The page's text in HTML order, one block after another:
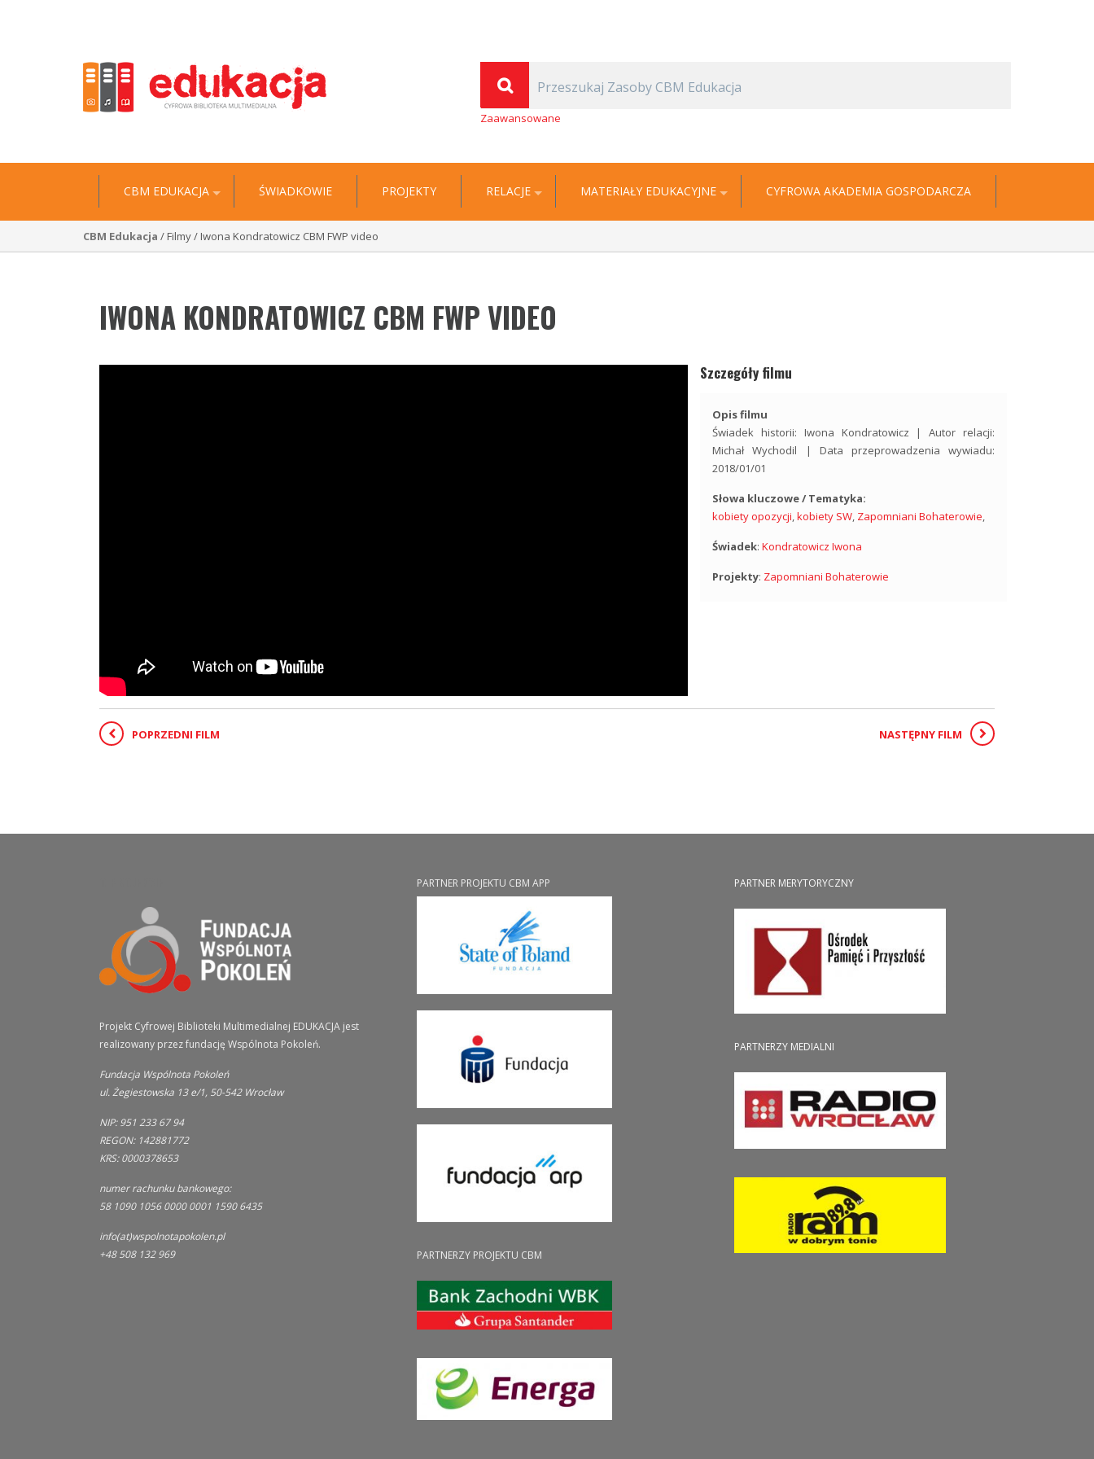
Zaawansowane
CBM EDUKACJA ŚWIADKOWIE PROJEKTY RELACJE MATERIAŁY EDUKACYJNE CYFROWA AKADEMIA GOSPODARCZA
CBM Edukacja / Filmy / Iwona Kondratowicz CBM FWP video
IWONA KONDRATOWICZ CBM FWP VIDEO
Szczegóły filmu
Opis filmu
Świadek historii: Iwona Kondratowicz | Autor relacji:
Michał Wychodil | Data przeprowadzenia wywiadu:
2018/01/01
Słowa kluczowe / Tematyka:
kobiety opozycji,kobiety SW, Zapomniani Bohaterowie,
Świadek:Kondratowicz Iwona
Projekty: Zapomniani Bohaterowie
POPRZEDNI FILM NASTĘPNY FILM
Projekt Cyfrowej Biblioteki Multimedialnej EDUKACJA jest
realizowany przez fundację Wspólnota Pokoleń.
Fundacja Wspólnota Pokoleń
ul. Żegiestowska 13 e/1, 50-542 Wrocław
NIP: 951 233 67 94
REGON: 142881772
KRS: 0000378653
numer rachunku bankowego:
58 1090 1056 0000 0001 1590 6435
info(at)wspolnotapokolen.pl
+48 508 132 969
PARTNER PROJEKTU CBM APP
PARTNERZY PROJEKTU CBM
PARTNER MERYTORYCZNY
PARTNERZY MEDIALNI